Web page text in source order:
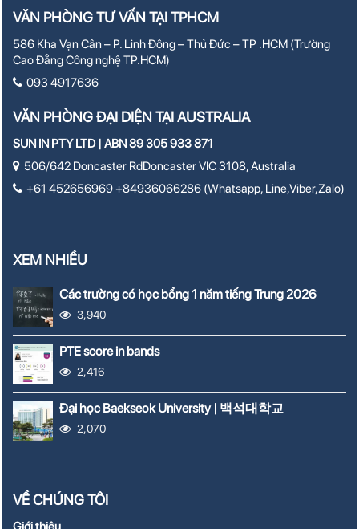
VĂN PHÒNG TƯ VẤN TẠI TPHCM
586 Kha Vạn Cân – P. Linh Đông – Thủ Đức – TP .HCM (Trường
Cao Đẳng Công nghệ TP.HCM)
093 4917636
VĂN PHÒNG ĐẠI DIỆN TẠI AUSTRALIA
SUN IN PTY LTD | ABN 89 305 933 871
506/642 Doncaster RdDoncaster VIC 3108, Australia
+61 452656969 +84936066286 (Whatsapp, Line,Viber,Zalo)
XEM NHIỀU
Các trường có học bổng 1 năm tiếng Trung 2026
3,940
PTE score in bands
2,416
Đại học Baekseok University | 백석대학교
2,070
VỀ CHÚNG TÔI